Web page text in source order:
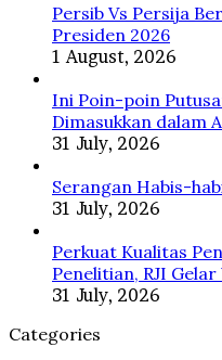
Persib Vs Persija
Presiden 2026
1 August, 2026
Ini Poin-poin
Dimasukkan dalam
31 July, 2026
Serangan Habis-
31 July, 2026
Perkuat Kualitas
Penelitian, RJI
31 July, 2026
Categories